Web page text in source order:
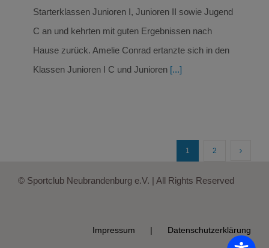
Starterklassen Junioren I, Junioren II sowie Jugend
C an und kehrten mit guten Ergebnissen nach
Hause zurück. Amelie Conrad ertanzte sich in den
Klassen Junioren I C und Junioren [...]
1 2
© Sportclub Neubrandenburg e.V. | All Rights Reserved
Impressum Datenschutzerklärung